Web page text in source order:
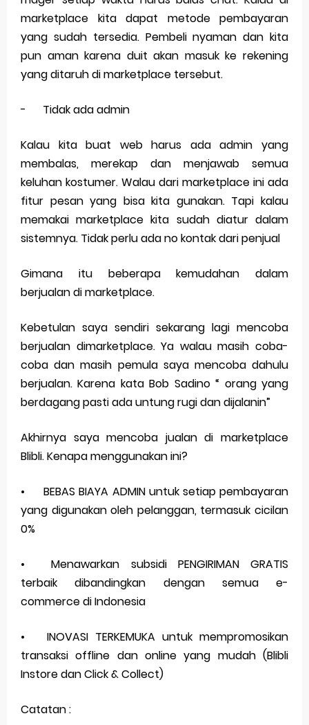
marketplace kita dapat metode pembayaran
yang sudah tersedia. Pembeli nyaman dan kita
pun aman karena duit akan masuk ke rekening
yang ditaruh di marketplace tersebut.
- Tidak ada admin
Kalau kita buat web harus ada admin yang
membalas, merekap dan menjawab semua
keluhan kostumer. Walau dari marketplace ini ada
fitur pesan yang bisa kita gunakan. Tapi kalau
memakai marketplace kita sudah diatur dalam
sistemnya. Tidak perlu ada no kontak dari penjual
Gimana itu beberapa kemudahan dalam
berjualan di marketplace.
Kebetulan saya sendiri sekarang lagi mencoba
berjualan dimarketplace. Ya walau masih coba-
coba dan masih pemula saya mencoba dahulu
berjualan. Karena kata Bob Sadino “ orang yang
berdagang pasti ada untung rugi dan dijalanin”
Akhirnya saya mencoba jualan di marketplace
Blibli. Kenapa menggunakan ini?
•
BEBAS BIAYA ADMIN untuk setiap pembayaran
yang digunakan oleh pelanggan, termasuk cicilan
0%
•
Menawarkan subsidi PENGIRIMAN GRATIS
terbaik dibandingkan dengan semua e-
commerce di Indonesia
•
INOVASI TERKEMUKA untuk mempromosikan
transaksi offline dan online yang mudah (Blibli
Instore dan Click & Collect)
Catatan :